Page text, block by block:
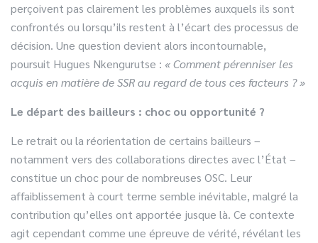
perçoivent pas clairement les problèmes auxquels ils sont
confrontés ou lorsqu’ils restent à l’écart des processus de
décision. Une question devient alors incontournable,
poursuit Hugues Nkengurutse : « Comment pérenniser les
acquis en matière de SSR au regard de tous ces facteurs ? »
Le départ des bailleurs : choc ou opportunité ?
Le retrait ou la réorientation de certains bailleurs –
notamment vers des collaborations directes avec l’État –
constitue un choc pour de nombreuses OSC. Leur
affaiblissement à court terme semble inévitable, malgré la
contribution qu’elles ont apportée jusque là. Ce contexte
agit cependant comme une épreuve de vérité, révélant les